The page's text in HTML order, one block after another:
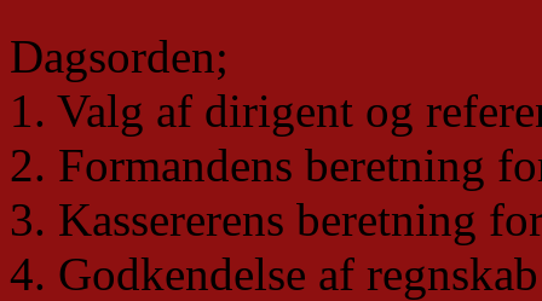
Dagsorden;
1. Valg af dirigent og
2. Formandens beretning
3. Kassererens beretning
4. Godkendelse af